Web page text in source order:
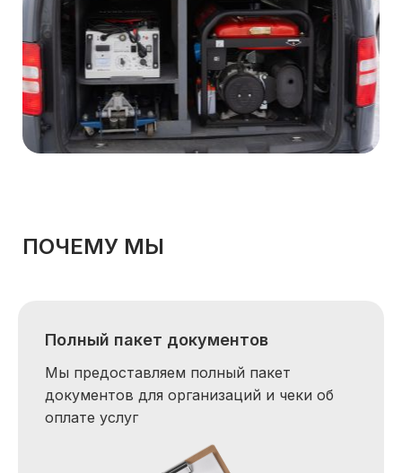
ПОЧЕМУ МЫ
Полный пакет документов
Мы предоставляем полный пакет
документов для организаций и чеки об
оплате услуг